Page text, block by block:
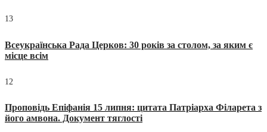
13
Всеукраїнська Рада Церков: 30 років за столом, за яким є
місце всім
12
Проповідь Епіфанія 15 липня: цитата Патріарха Філарета з
його амвона. Документ тяглості